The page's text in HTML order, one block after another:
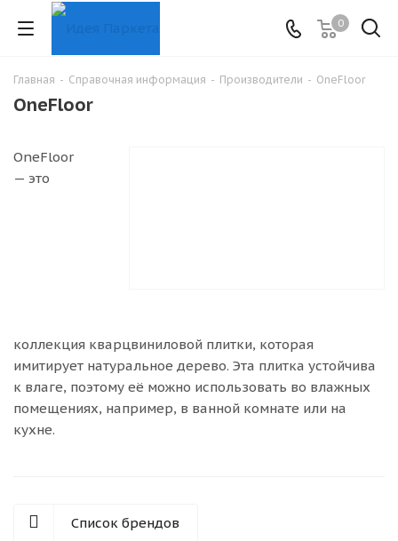
0
Главная - Справочная информация - Производители - OneFloor
OneFloor
OneFloor
— это
коллекция кварцвиниловой плитки, которая
имитирует натуральное дерево. Эта плитка устойчива
к влаге, поэтому её можно использовать во влажных
помещениях, например, в ванной комнате или на
кухне.
Список брендов